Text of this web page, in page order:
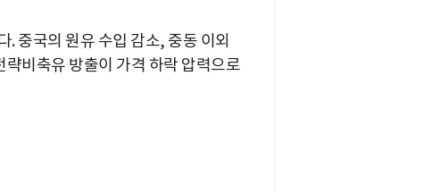
중국의 원유 수입 감소, 중동 이외
비축유 방출이 가격 하락 압력으로